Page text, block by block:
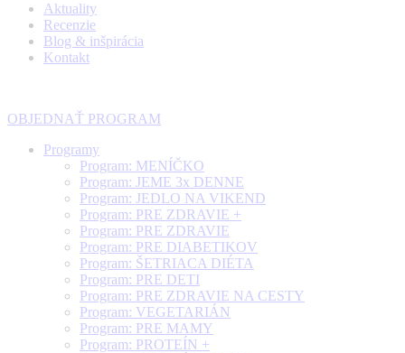
Aktuality
Recenzie
Blog & inšpirácia
Kontakt
OBJEDNAŤ PROGRAM
Programy
Program: MENÍČKO
Program: JEME 3x DENNE
Program: JEDLO NA VIKEND
Program: PRE ZDRAVIE +
Program: PRE ZDRAVIE
Program: PRE DIABETIKOV
Program: ŠETRIACA DIÉTA
Program: PRE DETI
Program: PRE ZDRAVIE NA CESTY
Program: VEGETARIÁN
Program: PRE MAMY
Program: PROTEÍN +